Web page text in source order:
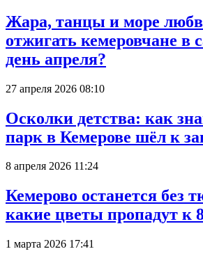
Жара, танцы и море
отжигать кемеровчане в
день апреля?
27 апреля 2026 08:10
Осколки детства: как
парк в Кемерове шёл к
8 апреля 2026 11:24
Кемерово останется без
какие цветы пропадут к
1 марта 2026 17:41